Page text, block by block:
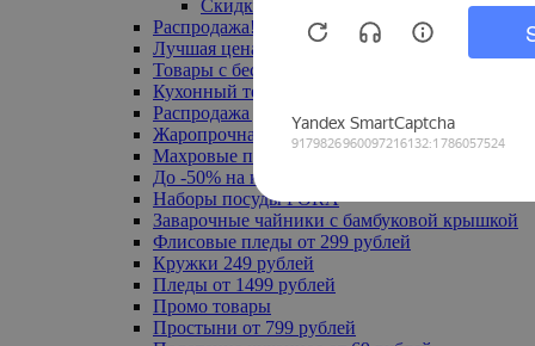
Скидка 20% по промокоду
Распродажа! Ульяновск до -70%
Лучшая цена
Товары с бесплатной доставкой
Кухонный текстиль
Распродажа до -50%
Жаропрочная посуда
Махровые полотенца
До -50% на ковры
Наборы посуды FORA
Заварочные чайники с бамбуковой крышкой
Флисовые пледы от 299 рублей
Кружки 249 рублей
Пледы от 1499 рублей
Промо товары
Простыни от 799 рублей